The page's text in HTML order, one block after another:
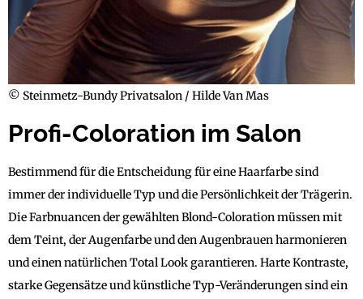
© Steinmetz-Bundy Privatsalon / Hilde Van Mas
Profi-Coloration im Salon
Bestimmend für die Entscheidung für eine Haarfarbe sind
immer der individuelle Typ und die Persönlichkeit der Trägerin.
Die Farbnuancen der gewählten Blond-Coloration müssen mit
dem Teint, der Augenfarbe und den Augenbrauen harmonieren
und einen natürlichen Total Look garantieren. Harte Kontraste,
starke Gegensätze und künstliche Typ-Veränderungen sind ein